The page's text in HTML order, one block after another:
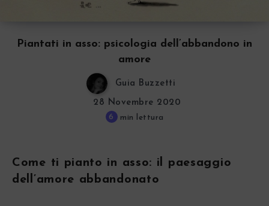
Piantati in asso: psicologia dell’abbandono in
amore
Guia Buzzetti
28 Novembre 2020
6 min lettura
Come ti pianto in asso: il paesaggio
dell’amore abbandonato